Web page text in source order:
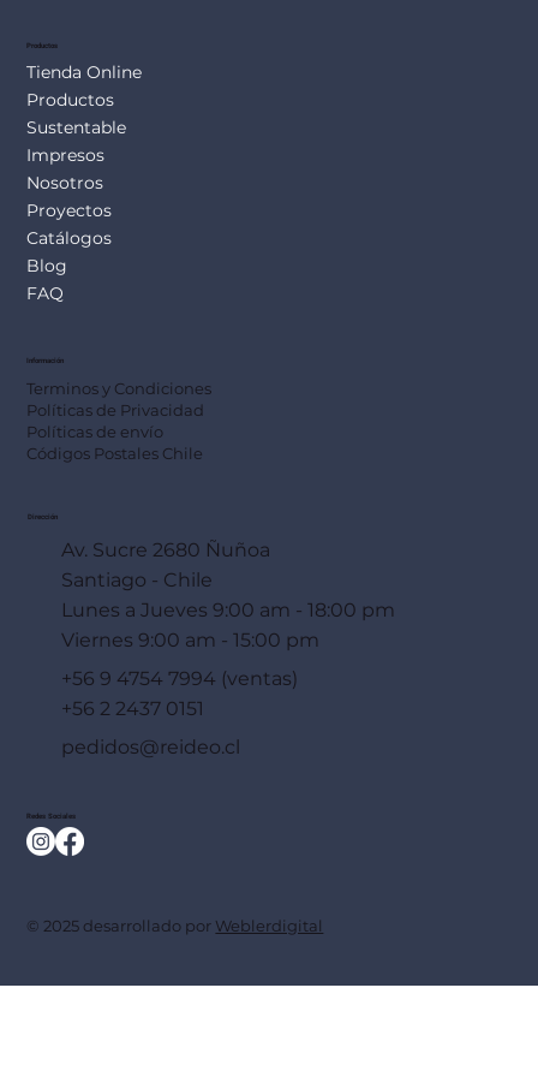
Productos
Tienda Online
Productos
Sustentable
Impresos
Nosotros
Proyectos
Catálogos
Blog
FAQ
Información
Terminos y Condiciones
Políticas de Privacidad
Políticas de envío
Códigos Postales Chile
Dirección
Av. Sucre 2680 Ñuñoa
Santiago - Chile
Lunes a Jueves 9:00 am - 18:00 pm
Viernes 9:00 am - 15:00 pm
+56 9 4754 7994 (ventas)
+56 2 2437 0151
pedidos@reideo.cl
Redes Sociales
© 2025 desarrollado por Weblerdigital